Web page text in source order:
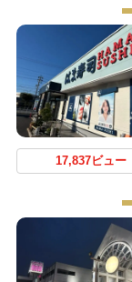
17,837ビュー